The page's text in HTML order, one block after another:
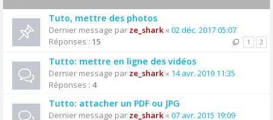
Tuto, mettre des photos
Dernier message par ze_shark« 02 déc. 2017 05:07
Réponses : 15 1 2
Tutto: mettre en ligne des vidéos
Dernier message par ze_shark« 14 avr. 2019 11:35
Réponses : 4
Tutto: attacher un PDF ou JPG
Dernier message par ze_shark« 07 avr. 2015 19:09